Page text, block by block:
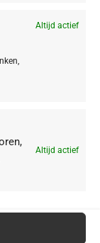
Altijd actief
Altijd actief
bovendien
te reduceren,
en verhelpt
de Mimical Control
verbetert de
zichtbare
bevat de
bevorderen de